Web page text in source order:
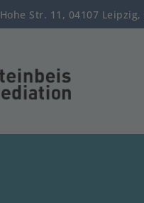
Hohe Str. 11, 04107